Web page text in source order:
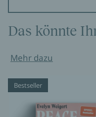
Das könnte
Mehr dazu
Bestseller